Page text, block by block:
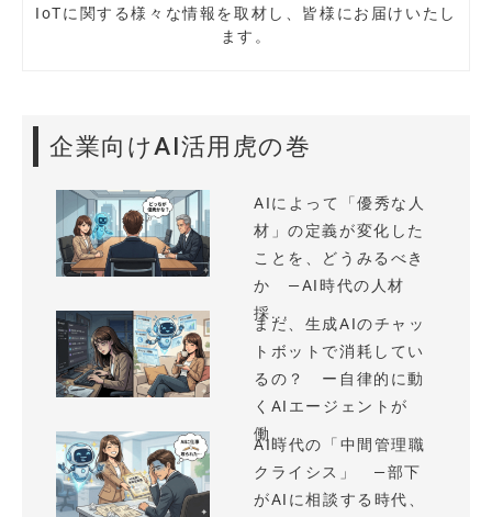
IoTに関する様々な情報を取材し、皆様にお届けいたし
ます。
企業向けAI活用虎の巻
AIによって「優秀な人
材」の定義が変化した
ことを、どうみるべき
か —AI時代の人材
採...
まだ、生成AIのチャッ
トボットで消耗してい
るの？ ー自律的に動
くAIエージェントが
働...
AI時代の「中間管理職
クライシス」 —部下
がAIに相談する時代、